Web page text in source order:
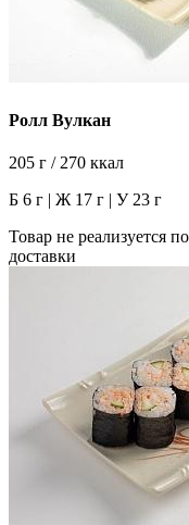
Ролл Вулкан
205 г / 270 ккал
Б 6 г | Ж 17 г | У 23 г
Товар не реализуется
доставки